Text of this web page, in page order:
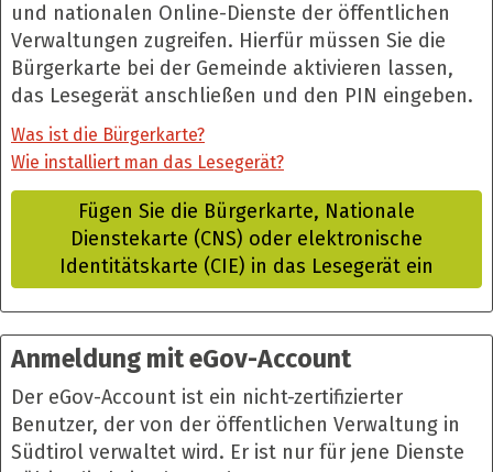
und nationalen Online-Dienste der öffentlichen
Verwaltungen zugreifen. Hierfür müssen Sie die
Bürgerkarte bei der Gemeinde aktivieren lassen,
das Lesegerät anschließen und den PIN eingeben.
Was ist die Bürgerkarte?
Wie installiert man das Lesegerät?
Fügen Sie die Bürgerkarte, Nationale
Dienstekarte (CNS) oder elektronische
Identitätskarte (CIE) in das Lesegerät ein
Anmeldung mit eGov-Account
Der eGov-Account ist ein nicht-zertifizierter
Benutzer, der von der öffentlichen Verwaltung in
Südtirol verwaltet wird. Er ist nur für jene Dienste